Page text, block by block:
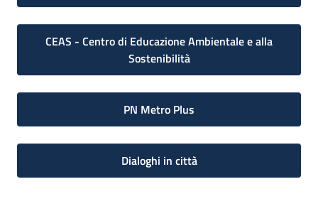
CEAS - Centro di Educazione Ambientale e alla
Sostenibilità
PN Metro Plus
Dialoghi in città